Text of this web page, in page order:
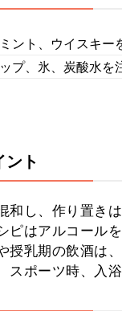
ント、ウイスキー
プ、氷、炭酸水を
ント
和し、作り置き
ピはアルコール
授乳期の飲酒は
スポーツ時、入